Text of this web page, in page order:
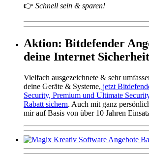
👉 Schnell sein & sparen!
Aktion: Bitdefender
deine Internet Sicherheit
Vielfach ausgezeichnete & sehr
deine Geräte & Systeme, jetzt
Security, Premium und Ultimate
Rabatt sichern. Auch mit ganz
mir auf Basis von über 10 Jahren